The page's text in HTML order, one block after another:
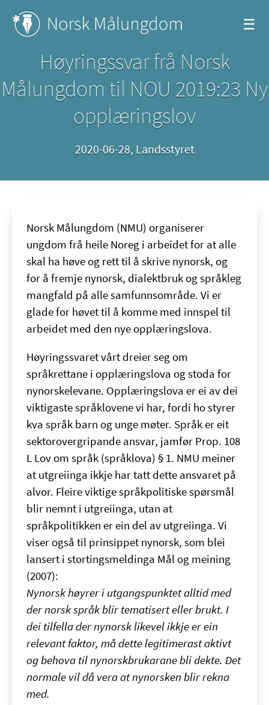
☰
Høyringssvar frå Norsk
Målungdom til NOU 2019:23 Ny
opplæringslov
2020-06-28, Landsstyret
Norsk Målungdom (NMU) organiserer
ungdom frå heile Noreg i arbeidet for at alle
skal ha høve og rett til å skrive nynorsk, og
for å fremje nynorsk, dialektbruk og språkleg
mangfald på alle samfunnsområde. Vi er
glade for høvet til å komme med innspel til
arbeidet med den nye opplæringslova.
Høyringssvaret vårt dreier seg om
språkrettane i opplæringslova og stoda for
nynorskelevane. Opplæringslova er ei av dei
viktigaste språklovene vi har, fordi ho styrer
kva språk barn og unge møter. Språk er eit
sektorovergripande ansvar, jamfør Prop. 108
L Lov om språk (språklova) § 1. NMU meiner
at utgreiinga ikkje har tatt dette ansvaret på
alvor. Fleire viktige språkpolitiske spørsmål
blir nemnt i utgreiinga, utan at
språkpolitikken er ein del av utgreiinga. Vi
viser også til prinsippet nynorsk, som blei
lansert i stortingsmeldinga Mål og meining
(2007):
Nynorsk høyrer i utgangspunktet alltid med
der norsk språk blir tematisert eller brukt. I
dei tilfella der nynorsk likevel ikkje er ein
relevant faktor, må dette legitimerast aktivt
og behova til nynorskbrukarane bli dekte. Det
normale vil då vera at nynorsken blir rekna
med.